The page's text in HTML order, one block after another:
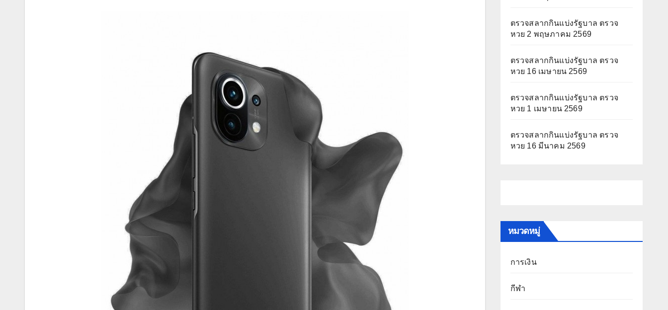
ตรวจสลากกินแบ่งรัฐบาล ตรวจ
หวย 2 พฤษภาคม 2569
ตรวจสลากกินแบ่งรัฐบาล ตรวจ
หวย 16 เมษายน 2569
ตรวจสลากกินแบ่งรัฐบาล ตรวจ
หวย 1 เมษายน 2569
ตรวจสลากกินแบ่งรัฐบาล ตรวจ
หวย 16 มีนาคม 2569
หมวดหมู่
การเงิน
กีฬา